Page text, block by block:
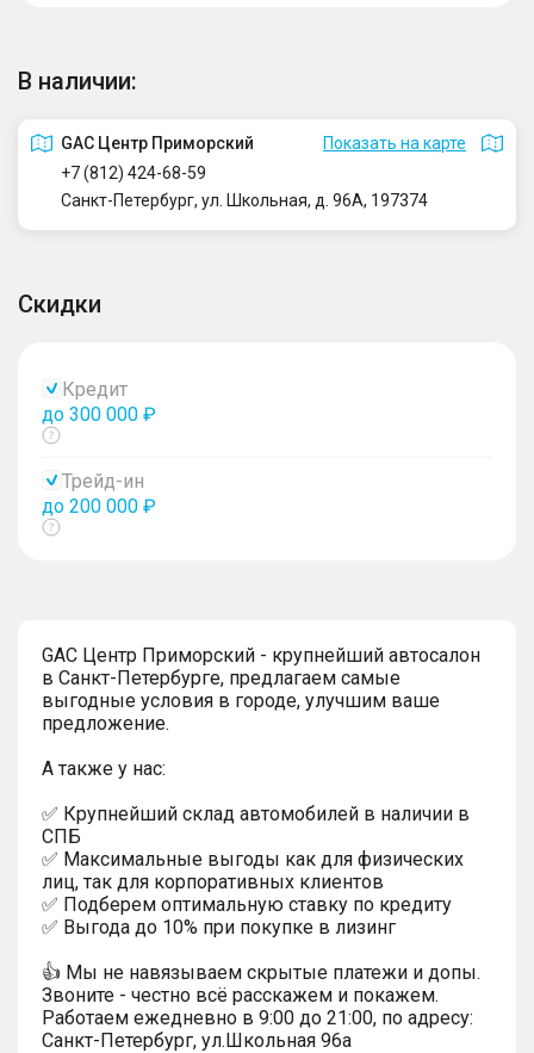
В наличии:
GAC Центр Приморский
Показать на карте
+7 (812) 424-68-59
Санкт-Петербург, ул. Школьная, д. 96А, 197374
Скидки
Кредит
до 300 000 ₽
Показать
Трейд-ин
до 200 000 ₽
Показать
GAC Центр Приморский - крупнейший автосалон
в Санкт-Петербурге, предлагаем самые
выгодные условия в городе, улучшим ваше
предложение.
А также у нас:
✅ Крупнейший склад автомобилей в наличии в
СПБ
✅ Максимальные выгоды как для физических
лиц, так для корпоративных клиентов
✅ Подберем оптимальную ставку по кредиту
✅ Выгода до 10% при покупке в лизинг
👍 Мы не навязываем скрытые платежи и допы.
Звоните - честно всё расскажем и покажем.
Работаем ежедневно в 9:00 до 21:00, по адресу:
Санкт-Петербург, ул.Школьная 96а